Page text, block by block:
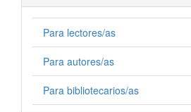
Para lectores/as
Para autores/as
Para bibliotecarios/as